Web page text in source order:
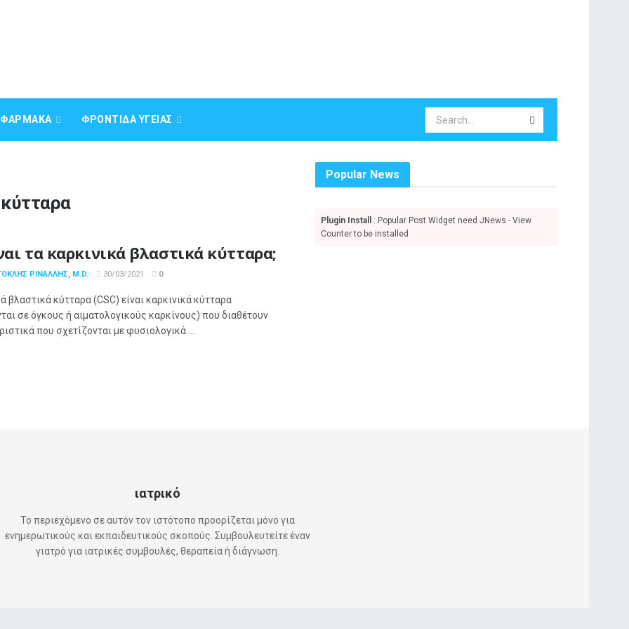
ΦΆΡΜΑΚΑ ΦΡΟΝΤΊΔΑ ΥΓΕΊΑΣ
τα καρκινικά βλαστικά κύτταρα;
ΡΙΝΆΛΛΗΣ, M.D. 30/03/2021 0
βλαστικά κύτταρα (CSC) είναι καρκινικά κύτταρα
σε όγκους ή αιματολογικούς καρκίνους) που διαθέτουν
που σχετίζονται με φυσιολογικά ...
Popular News
Plugin Install
: Popular Post Widget need JNews - View
Counter to be installed
ιατρικό
Το περιεχόμενο σε αυτόν τον ιστότοπο προορίζεται μόνο για
ενημερωτικούς και εκπαιδευτικούς σκοπούς. Συμβουλευτείτε έναν
γιατρό για ιατρικές συμβουλές, θεραπεία ή διάγνωση.